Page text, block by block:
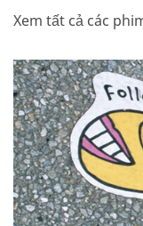
Xem tất cả các